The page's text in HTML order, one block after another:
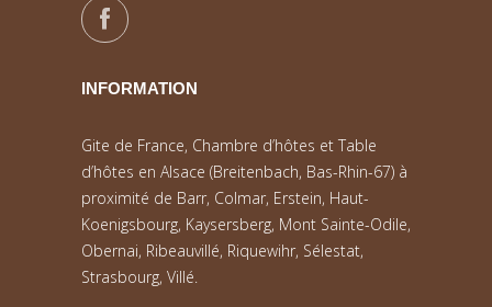
INFORMATION
Gite de France, Chambre d’hôtes et Table
d’hôtes en Alsace (Breitenbach, Bas-Rhin-67) à
proximité de Barr, Colmar, Erstein, Haut-
Koenigsbourg, Kaysersberg, Mont Sainte-Odile,
Obernai, Ribeauvillé, Riquewihr, Sélestat,
Strasbourg, Villé.